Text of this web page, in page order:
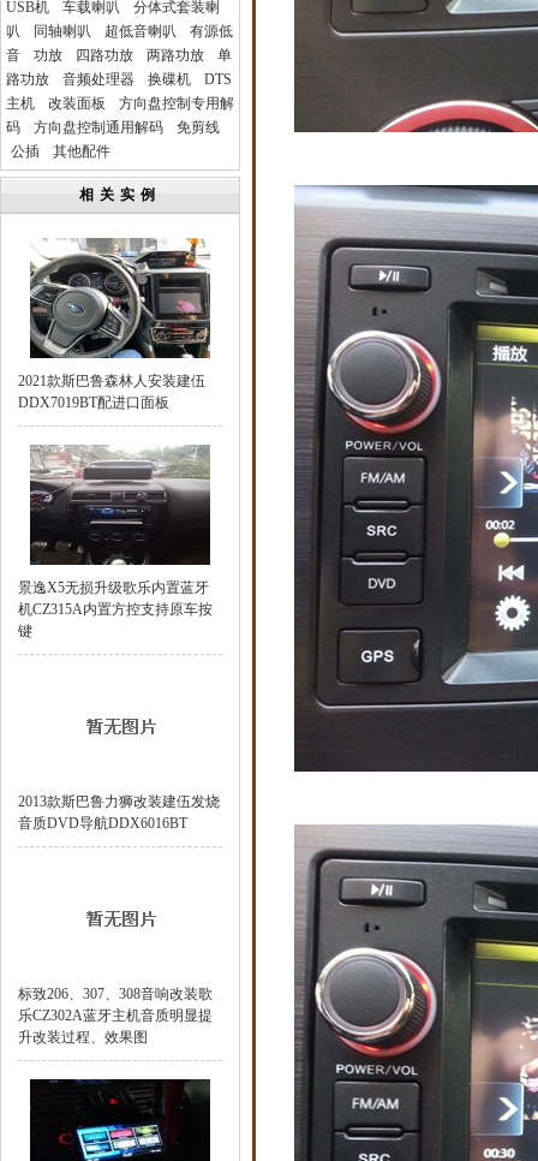
USB机 车载喇叭
分体式套装喇
叭
同轴喇叭 超低音喇叭
有源低
音
功放 四路功放 两路功放
单
路功放
音频处理器 换碟机
DTS
主机
改装面板
方向盘控制专用解
码
方向盘控制通用解码
免剪线
公插
其他配件
相关实例
2021款斯巴鲁森林人安装建伍
DDX7019BT配进口面板
景逸X5无损升级歌乐内置蓝牙
机CZ315A内置方控支持原车按
键
2013款斯巴鲁力狮改装建伍发烧
音质DVD导航DDX6016BT
标致206、307、308音响改装歌
乐CZ302A蓝牙主机音质明显提
升改装过程、效果图